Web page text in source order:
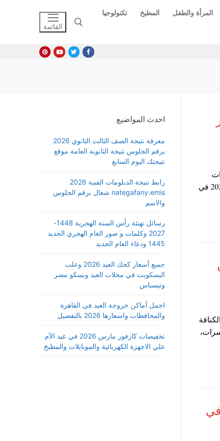
المرأة والطفل المطبخ
تكنولوجيا
القائمة
العائلية وتجمعات الأصدقاء، حيث نوضح لكم أسعار حلويات رمضان 2026 في
في
احدث المواضيع
معرفة نتيجة الصف الثالث الثانوي 2026
برقم الجلوس نتيجة الثانوية العامة موقع
نتيجتك اليوم السابع
رابط نتيجة الدبلومات الفنية 2026
nategafany.emis شغال برقم الجلوس
والاسم
رسائل تهنئة رأس السنة الهجرية 1448-
2027 وكلمات و صور العام الهجري الجديد
1445 ودعاء العام الجديد
جميع أسعار كحك العيد 2026 وعلب
البسكويت في محلات العبد وبسكو مصر
وتيسباس
اجمل أماكن خروجة العيد في القاهرة
والمحافظات واسعارها 2026 بالتفصيل
تخفيضات كارفور مارس 2026 في عيد الأم
علي الاجهزة الكهربائية والموبايلات والمطبخ